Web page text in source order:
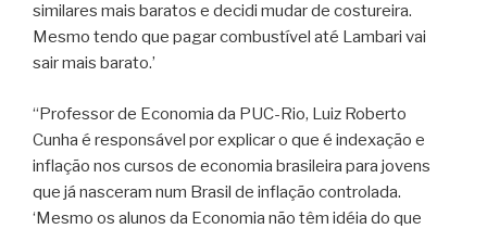
similares mais baratos e decidi mudar de costureira.
Mesmo tendo que pagar combustível até Lambari vai
sair mais barato.’
“Professor de Economia da PUC-Rio, Luiz Roberto
Cunha é responsável por explicar o que é indexação e
inflação nos cursos de economia brasileira para jovens
que já nasceram num Brasil de inflação controlada.
‘Mesmo os alunos da Economia não têm idéia do que